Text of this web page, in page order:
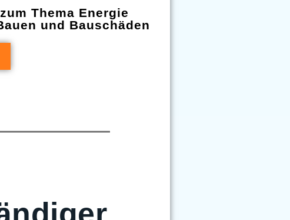
Thema Energie
und Bauschäden